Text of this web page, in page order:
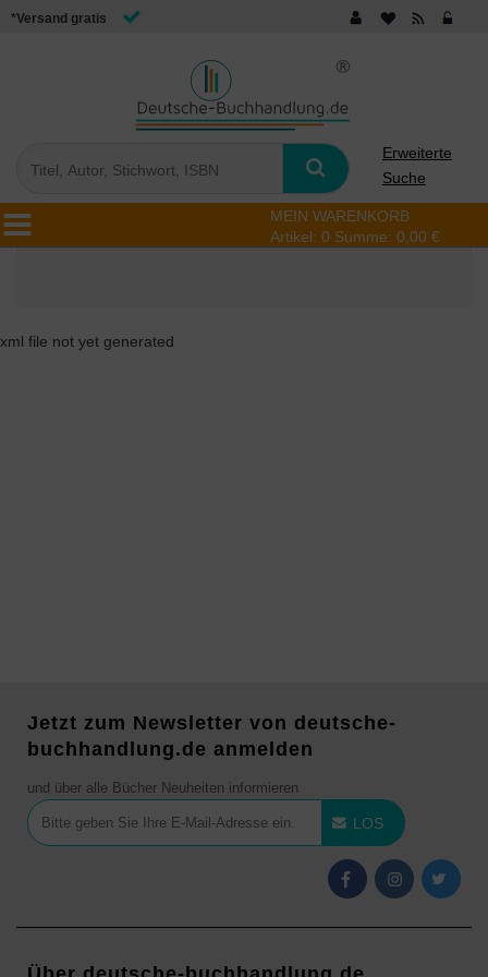
*Versand gratis
Erweiterte
Suche
MEIN WARENKORB
Artikel: 0 Summe: 0,00 €
xml file not yet generated
Jetzt zum Newsletter von deutsche-
buchhandlung.de anmelden
und über alle Bücher Neuheiten informieren
LOS